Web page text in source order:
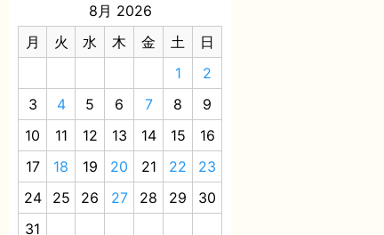
8月 2026
月
火 水 木 金 土
日
1
2
3
4 5 6 7 8
9
10
11 12 13 14 15
16
17
18 19 20 21 22
23
24
25 26 27 28 29
30
31